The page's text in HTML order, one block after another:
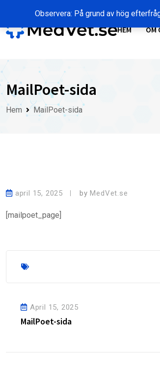
Observera: På grund av hög
content
HEM OM
MailPoet-sida
Hem MailPoet-sida
april 15, 2025 by MedVet.se
[mailpoet_page]
April 15, 2025
MailPoet-sida